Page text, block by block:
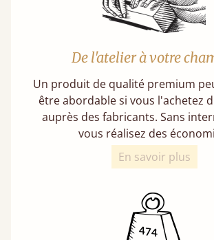
De l'atelier à votre
Un produit de qualité premium
être abordable si vous l'achetez
auprès des fabricants. Sans
vous réalisez des
En savoir plus